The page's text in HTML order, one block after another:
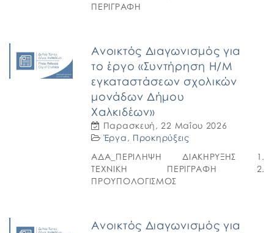
ΠΕΡΙΓΡΑΦΗ
Ανοικτός Διαγωνισμός για
το έργο «Συντήρηση Η/Μ
εγκαταστάσεων σχολικών
μονάδων Δήμου
Χαλκιδέων»
Παρασκευή, 22 Μαΐου 2026
Έργα , Προκηρύξεις
ΑΔΑ_ΠΕΡΙΛΗΨΗ ΔΙΑΚΗΡΥΞΗΣ 1.
ΤΕΧΝΙΚΗ ΠΕΡΙΓΡΑΦΗ 2.
ΠΡΟΥΠΟΛΟΓΙΣΜΟΣ
Ανοικτός Διαγωνισμός για